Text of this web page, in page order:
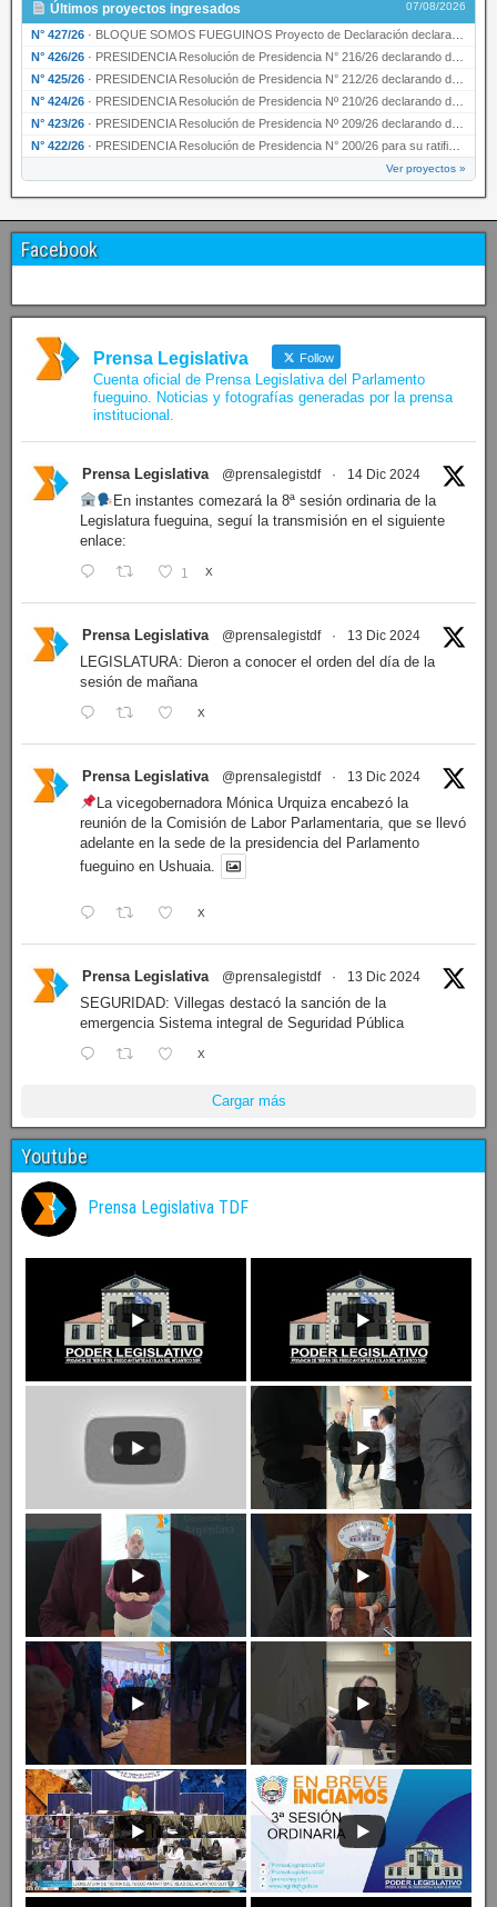
Últimos proyectos ingresados 07/08/2026
N° 427/26 · BLOQUE SOMOS FUEGUINOS Proyecto de Declaración declarando de interés provincial PRESIDENCI…
N° 426/26 · PRESIDENCIA Resolución de Presidencia N° 216/26 declarando de interés provincial la labor …
N° 425/26 · PRESIDENCIA Resolución de Presidencia N° 212/26 declarando de interés provincial el “50° A…
N° 424/26 · PRESIDENCIA Resolución de Presidencia Nº 210/26 declarando de interés provincial el proyec…
N° 423/26 · PRESIDENCIA Resolución de Presidencia Nº 209/26 declarando de interés provincial la presen…
N° 422/26 · PRESIDENCIA Resolución de Presidencia N° 200/26 para su ratificación.
Ver proyectos »
Facebook
Prensa Legislativa Follow
Cuenta oficial de Prensa Legislativa del Parlamento
fueguino. Noticias y fotografías generadas por la prensa
institucional.
Prensa Legislativa @prensalegistdf · 14 Dic 2024
En instantes comezará la 8ª sesión ordinaria de la
Legislatura fueguina, seguí la transmisión en el siguiente
enlace:
1 X
Prensa Legislativa @prensalegistdf · 13 Dic 2024
LEGISLATURA: Dieron a conocer el orden del día de la
sesión de mañana
X
Prensa Legislativa @prensalegistdf · 13 Dic 2024
La vicegobernadora Mónica Urquiza encabezó la
reunión de la Comisión de Labor Parlamentaria, que se llevó
adelante en la sede de la presidencia del Parlamento
fueguino en Ushuaia.
X
Prensa Legislativa @prensalegistdf · 13 Dic 2024
SEGURIDAD: Villegas destacó la sanción de la
emergencia Sistema integral de Seguridad Pública
X
Cargar más
Youtube
Prensa Legislativa TDF